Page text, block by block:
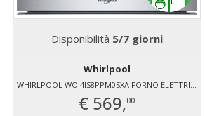
Disponibilità 5/7 giorni
Whirlpool
WHIRLPOOL WOI4IS8PPM0SXA FORNO ELETTRICO
€ 569,00